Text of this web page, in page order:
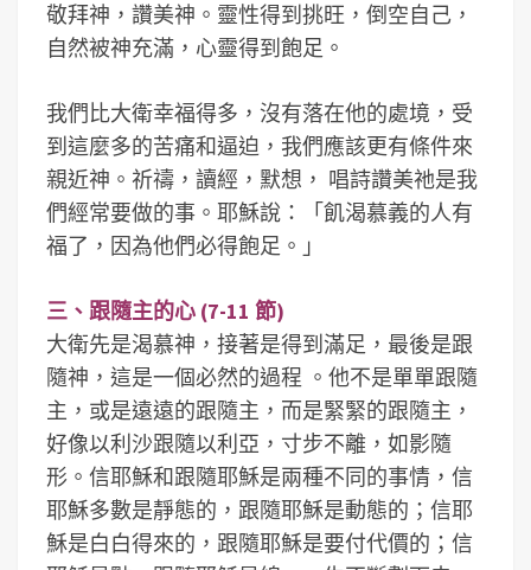
敬拜神，讚美神。靈性得到挑旺，倒空自己，
自然被神充滿，心靈得到飽足。
我們比大衛幸福得多，沒有落在他的處境，受
到這麼多的苦痛和逼迫，我們應該更有條件來
親近神。祈禱，讀經，默想， 唱詩讚美祂是我
們經常要做的事。耶穌說：「飢渴慕義的人有
福了，因為他們必得飽足。」
三、跟隨主的心 (7-11 節)
大衛先是渴慕神，接著是得到滿足，最後是跟
隨神，這是一個必然的過程 。他不是單單跟隨
主，或是遠遠的跟隨主，而是緊緊的跟隨主，
好像以利沙跟隨以利亞，寸步不離，如影隨
形。信耶穌和跟隨耶穌是兩種不同的事情，信
耶穌多數是靜態的，跟隨耶穌是動態的；信耶
穌是白白得來的，跟隨耶穌是要付代價的；信